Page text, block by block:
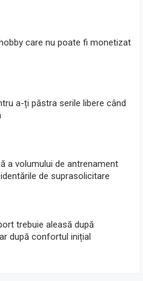
care nu poate fi monetizat
a-ți păstra serile libere când
a volumului de antrenament
de suprasolicitare
trebuie aleasă după
după confortul inițial